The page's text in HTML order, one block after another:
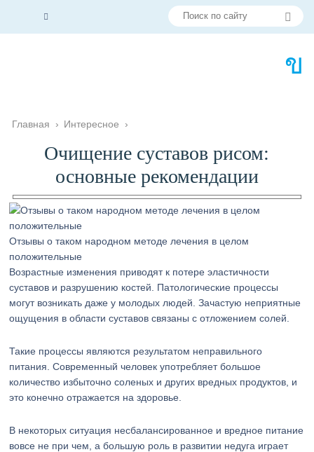
Главная › Интересное ›
Очищение суставов рисом:
основные рекомендации
Отзывы о таком народном методе лечения в целом
положительные
Возрастные изменения приводят к потере эластичности
суставов и разрушению костей. Патологические процессы
могут возникать даже у молодых людей. Зачастую неприятные
ощущения в области суставов связаны с отложением солей.
Такие процессы являются результатом неправильного
питания. Современный человек употребляет большое
количество избыточно соленых и других вредных продуктов, и
это конечно отражается на здоровье.
В некоторых ситуация несбалансированное и вредное питание
вовсе не при чем, а большую роль в развитии недуга играет